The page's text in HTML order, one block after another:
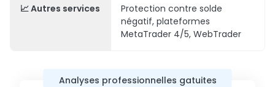
📈 Autres services
Protection contre solde
négatif, plateformes
MetaTrader 4/5, WebTrader
Analyses professionnelles gatuites